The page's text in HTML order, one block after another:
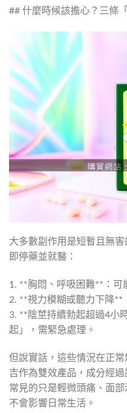
## 什麼時候該擔心？三條「
大多數副作用是短暫且無
即停藥並就醫：
1. **胸悶、呼吸困難**：可
2. **視力模糊或聽力下降**
3. **陰莖持續勃起超過4小
起」，需緊急處理。
但說實話，這些情況在正
吉作為雙效產品，成分經
常見的只是輕微頭痛、面
不會影響日常生活。